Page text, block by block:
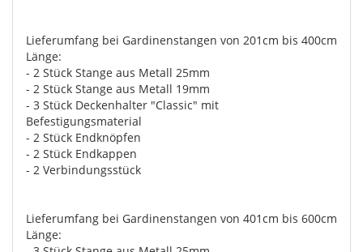
Lieferumfang bei Gardinenstangen von 201cm bis 400cm
Länge:
- 2 Stück Stange aus Metall 25mm
- 2 Stück Stange aus Metall 19mm
- 3 Stück Deckenhalter "Classic" mit
Befestigungsmaterial
- 2 Stück Endknöpfen
- 2 Stück Endkappen
- 2 Verbindungsstück
Lieferumfang bei Gardinenstangen von 401cm bis 600cm
Länge: